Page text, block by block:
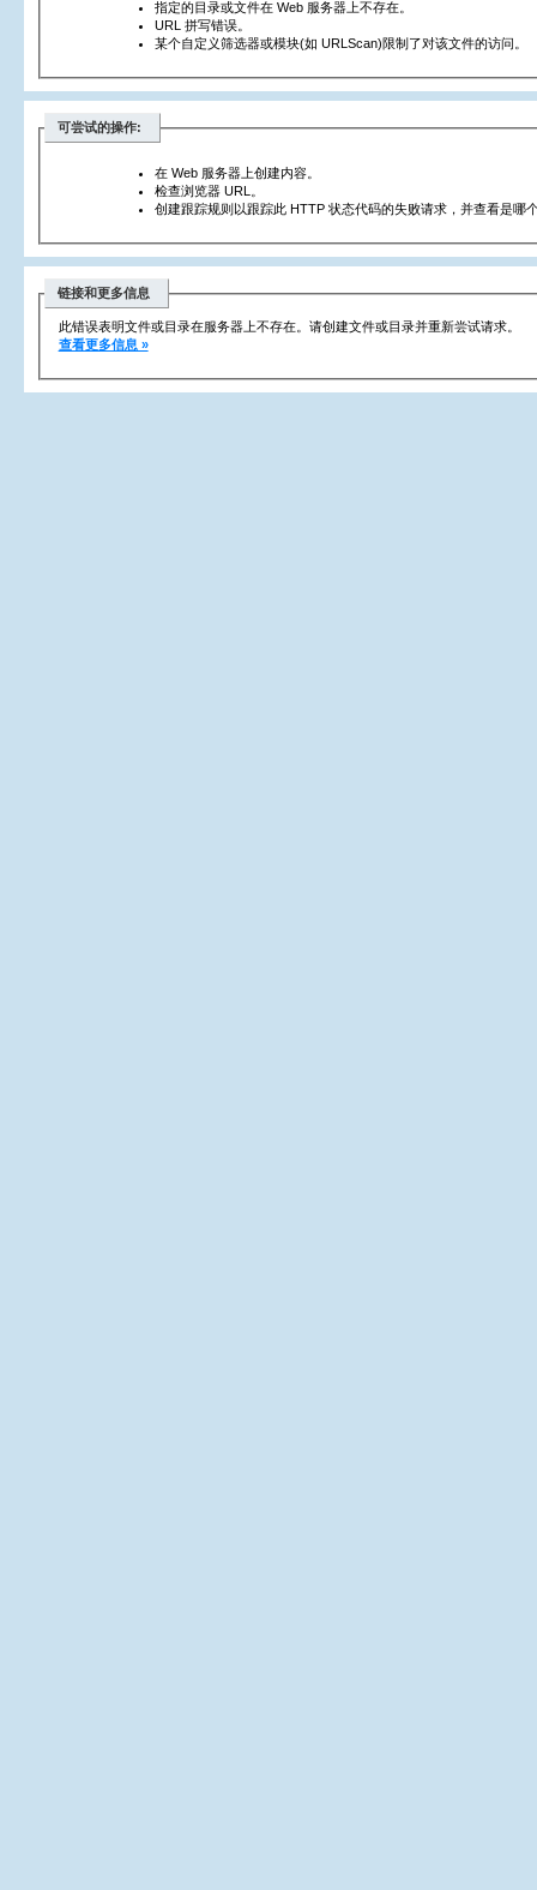
指定的目录或文件在 Web 服务器上不存在。
URL 拼写错误。
某个自定义筛选器或模块(如 URLScan)限制了对该文件的访问。
可尝试的操作:
在 Web 服务器上创建内容。
检查浏览器 URL。
创建跟踪规则以跟踪此 HTTP 状态代码的失败请求，并查看是哪
链接和更多信息
此错误表明文件或目录在服务器上不存在。请创建文件或目录并重新尝试请求。
查看更多信息 »